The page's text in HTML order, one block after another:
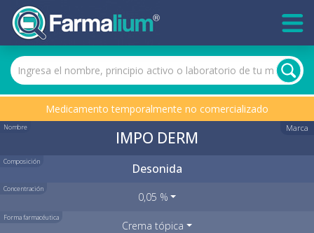
Medicamento temporalmente no comercializado
Nombre Marca
IMPO DERM
Composición Desonida
Concentración
0,05 %
Forma farmacéutica
Crema tópica